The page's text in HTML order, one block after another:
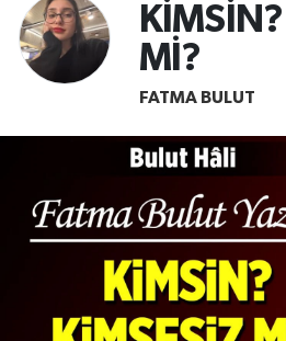
Mİ?
FATMA BULUT
Süper Lig Puan Durumu
Tüm Manşetler
Son Dakika Haberleri
Haber Arşivi